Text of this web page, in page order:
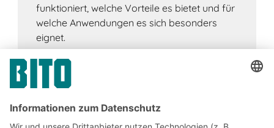
funktioniert, welche Vorteile es bietet und für
welche Anwendungen es sich besonders
eignet.